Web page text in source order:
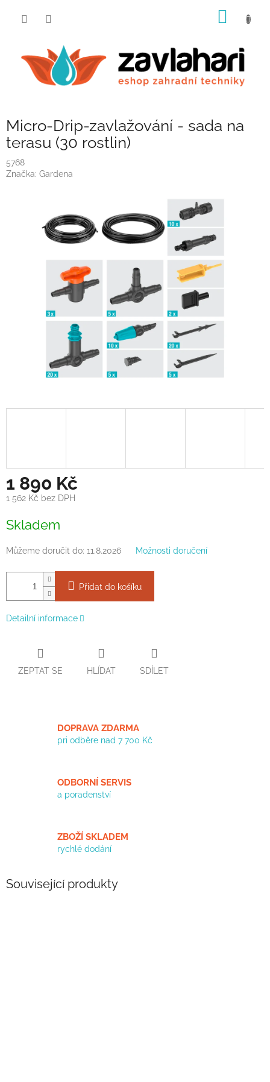
Micro-Drip-zavlažování - sada na
terasu (30 rostlin)
5768
Značka: Gardena
1 890 Kč
1 562 Kč bez DPH
cena:
Skladem
Můžeme doručit do: 11.8.2026 Možnosti doručení
Přidat do košíku
Detailní informace
ZEPTAT SE HLÍDAT SDÍLET
DOPRAVA ZDARMA
pri odběre nad 7 700 Kč
ODBORNÍ SERVIS
a poradenství
ZBOŽÍ SKLADEM
rychlé dodání
Související produkty